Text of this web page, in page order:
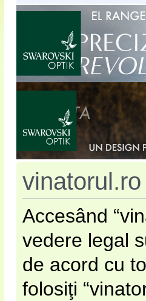
Accesând
vedere legal
de acord cu
folosiţi